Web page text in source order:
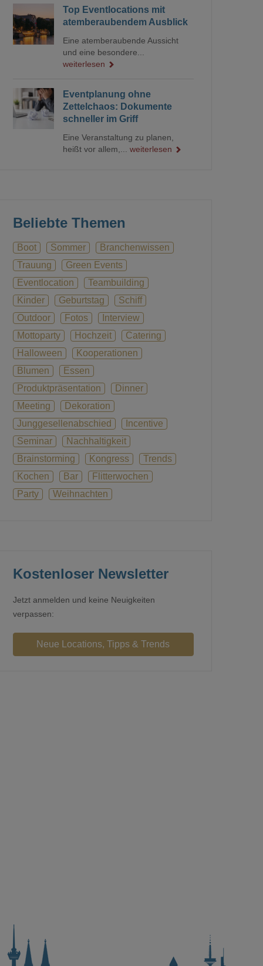
Top Eventlocations mit
atemberaubendem Ausblick
Eine atemberaubende Aussicht
und eine besondere...
weiterlesen
Eventplanung ohne
Zettelchaos: Dokumente
schneller im Griff
Eine Veranstaltung zu planen,
heißt vor allem,... weiterlesen
Beliebte Themen
Boot Sommer
Branchenwissen
Trauung
Green Events
Eventlocation
Teambuilding
Kinder
Geburtstag
Schiff
Outdoor
Fotos
Interview
Mottoparty
Hochzeit
Catering
Halloween
Kooperationen
Blumen
Essen
Produktpräsentation
Dinner
Meeting
Dekoration
Junggesellenabschied
Incentive
Seminar
Nachhaltigkeit
Brainstorming
Kongress
Trends
Kochen
Bar
Flitterwochen
Party
Weihnachten
Kostenloser Newsletter
Jetzt anmelden und keine Neuigkeiten
verpassen: